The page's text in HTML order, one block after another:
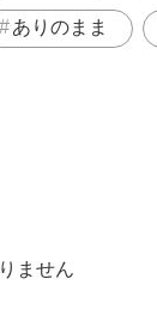
ありのまま
ません